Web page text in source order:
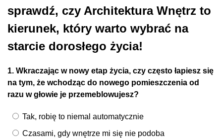
sprawdź, czy Architektura Wnętrz to
kierunek, który warto wybrać na
starcie dorosłego życia!
1. Wkraczając w nowy etap życia, czy często łapiesz się
na tym, że wchodząc do nowego pomieszczenia od
razu w głowie je przemeblowujesz?
Tak, robię to niemal automatycznie
Czasami, gdy wnętrze mi się nie podoba